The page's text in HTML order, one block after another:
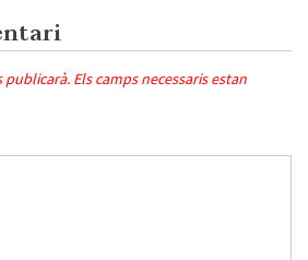
publicarà. Els camps necessaris estan